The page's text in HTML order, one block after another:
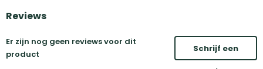
Reviews
Er zijn nog geen reviews voor dit
product
Schrijf een